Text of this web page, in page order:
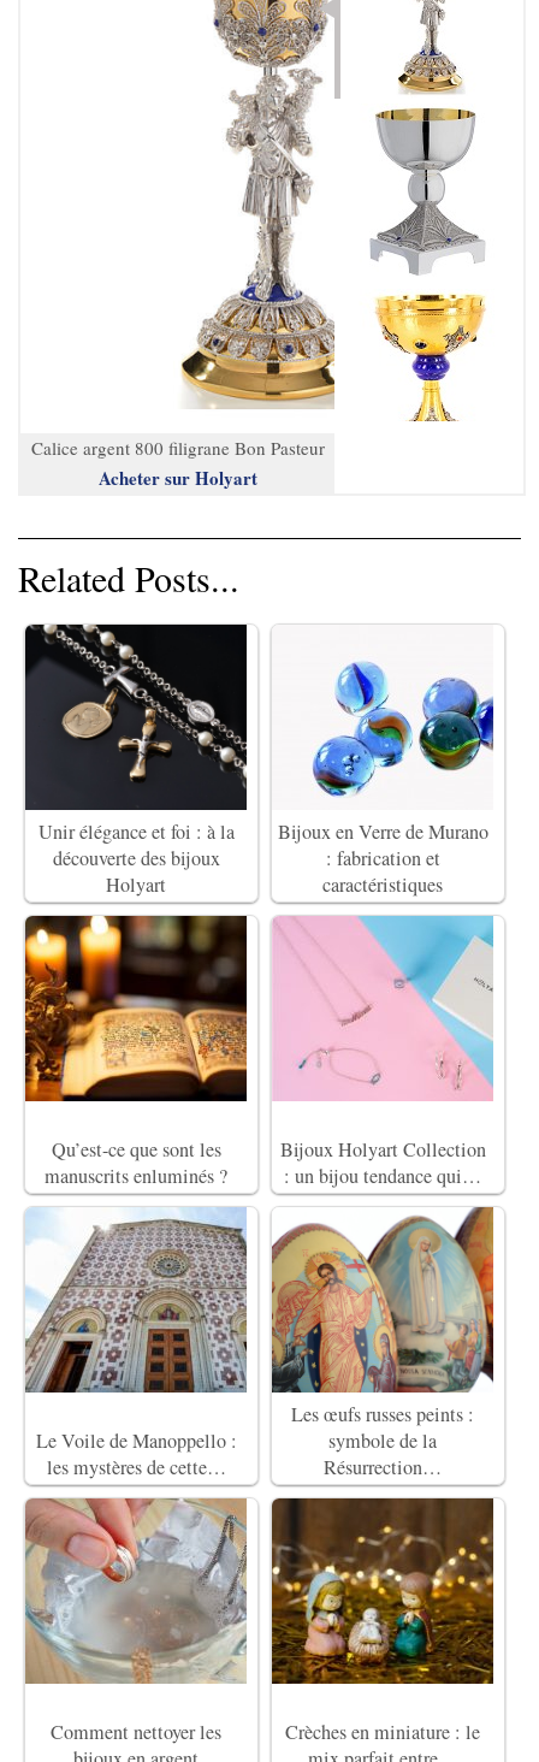
Calice argent 800 filigrane Bon Pasteur
Acheter sur Holyart
Related Posts...
Unir élégance et foi : à la
découverte des bijoux
Holyart
Bijoux en Verre de Murano
: fabrication et
caractéristiques
Qu’est-ce que sont les
manuscrits enluminés ?
Bijoux Holyart Collection
: un bijou tendance qui…
Le Voile de Manoppello :
les mystères de cette…
Les œufs russes peints :
symbole de la
Résurrection…
Comment nettoyer les
Crèches en miniature : le